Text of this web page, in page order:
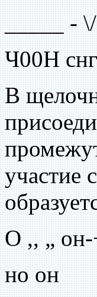
_____ -
Ч00Н
В
участие
О ,, „
но он